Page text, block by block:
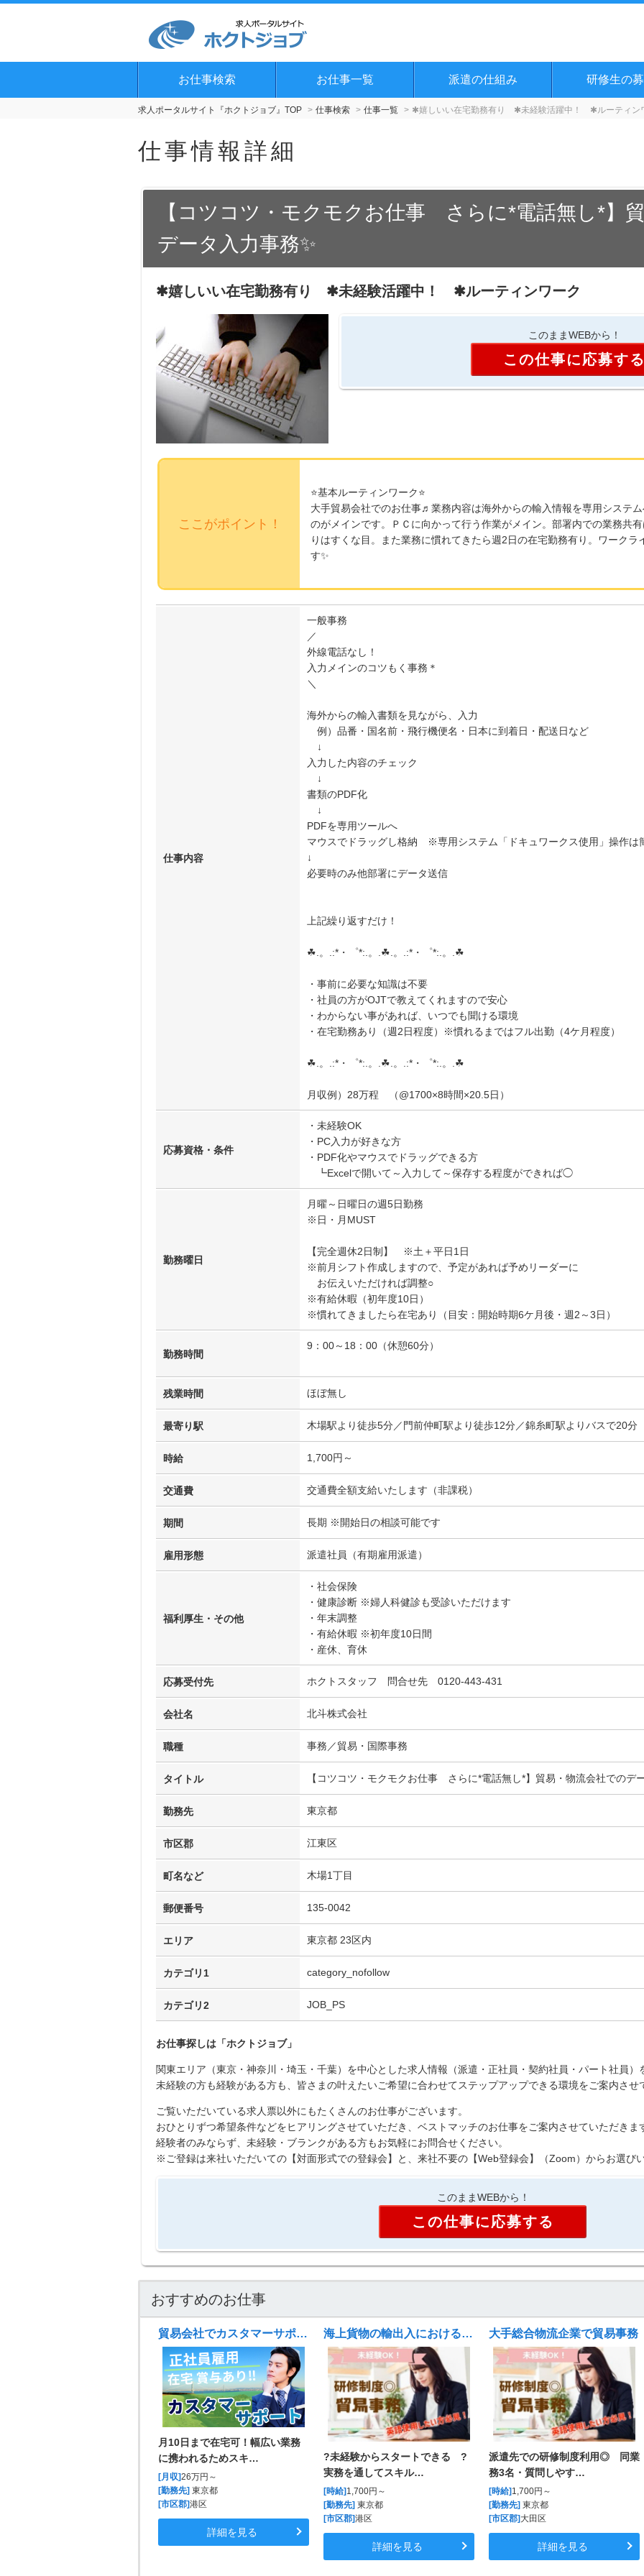
お仕事検索 お仕事一覧 派遣の仕組み 研修生の
求人ポータルサイト『ホクトジョブ』TOP 仕事検索 仕事一覧 ✱嬉しいい在宅勤務有り ✱未経験活躍中！ ✱ルーティン
仕事情報詳細
【コツコツ・モクモクお仕事 さらに*電話無し*】
データ入力事務✨
✱嬉しいい在宅勤務有り ✱未経験活躍中！ ✱ルーティンワーク
このままWEBから！
この仕事に応募す
ここがポイント！
⭐基本ルーティンワーク⭐
大手貿易会社でのお仕事♬業務内容は海外からの輸入情報を専用システ
のがメインです。ＰＣに向かって行う作業がメイン。部署内での業務共
りはすくな目。また業務に慣れてきたら週2日の在宅勤務有り。ワーク
す✨
仕事内容
一般事務
／
外線電話なし！
入力メインのコツもく事務＊
＼
海外からの輸入書類を見ながら、入力
例）品番・国名前・飛行機便名・日本に到着日・配送日など
↓
入力した内容のチェック
↓
書類のPDF化
↓
PDFを専用ツールへ
マウスでドラッグし格納 ※専用システム「ドキュワークス使用」操作は
↓
必要時のみ他部署にデータ送信
上記繰り返すだけ！
☘︎.。.:*・゜*:.。.☘︎.。.:*・゜*:.。.☘︎
・事前に必要な知識は不要
・社員の方がOJTで教えてくれますので安心
・わからない事があれば、いつでも聞ける環境
・在宅勤務あり（週2日程度）※慣れるまではフル出勤（4ケ月程度）
☘︎.。.:*・゜*:.。.☘︎.。.:*・゜*:.。.☘︎
月収例）28万程 （@1700×8時間×20.5日）
応募資格・条件
・未経験OK
・PC入力が好きな方
・PDF化やマウスでドラッグできる方
┗Excelで開いて～入力して～保存する程度ができれば◯
勤務曜日
月曜～日曜日の週5日勤務
※日・月MUST
【完全週休2日制】 ※土＋平日1日
※前月シフト作成しますので、予定があれば予めリーダーに
お伝えいただければ調整○
※有給休暇（初年度10日）
※慣れてきましたら在宅あり（目安：開始時期6ケ月後・週2～3日）
勤務時間
9：00～18：00（休憩60分）
残業時間 ほぼ無し
最寄り駅 木場駅より徒歩5分／門前仲町駅より徒歩12分／錦糸町駅よりバスで20分
時給 1,700円～
交通費 交通費全額支給いたします（非課税）
期間 長期 ※開始日の相談可能です
雇用形態 派遣社員（有期雇用派遣）
福利厚生・その他
・社会保険
・健康診断 ※婦人科健診も受診いただけます
・年末調整
・有給休暇 ※初年度10日間
・産休、育休
応募受付先 ホクトスタッフ 問合せ先 0120-443-431
会社名 北斗株式会社
職種 事務／貿易・国際事務
タイトル 【コツコツ・モクモクお仕事 さらに*電話無し*】貿易・物流会社でのデ
勤務先 東京都
市区郡 江東区
町名など 木場1丁目
郵便番号 135-0042
エリア 東京都 23区内
カテゴリ1 category_nofollow
カテゴリ2 JOB_PS
お仕事探しは「ホクトジョブ」
関東エリア（東京・神奈川・埼玉・千葉）を中心とした求人情報（派遣・正社員・契約社員・パート社員）
未経験の方も経験がある方も、皆さまの叶えたいご希望に合わせてステップアップできる環境をご案内させ
ご覧いただいている求人票以外にもたくさんのお仕事がございます。
おひとりずつ希望条件などをヒアリングさせていただき、ベストマッチのお仕事をご案内させていただきま
経験者のみならず、未経験・ブランクがある方もお気軽にお問合せください。
※ご登録は来社いただいての【対面形式での登録会】と、来社不要の【Web登録会】（Zoom）からお選び
このままWEBから！
この仕事に応募する
おすすめのお仕事
貿易会社でカスタマーサポート
月10日まで在宅可！幅広い業務
に携われるためスキ…
[月収]26万円～
[勤務先] 東京都
[市区郡]港区
詳細を見る
海上貨物の輸出入におけるカスタマーサービス
?未経験からスタートできる ?
実務を通してスキル…
[時給]1,700円～
[勤務先] 東京都
[市区郡]港区
詳細を見る
大手総合物流企業で貿易事務
派遣先での研修制度利用◎ 同業
務3名・質問しやす…
[時給]1,700円～
[勤務先] 東京都
[市区郡]大田区
詳細を見る